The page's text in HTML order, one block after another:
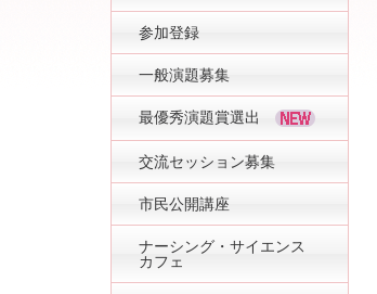
参加登録
一般演題募集
最優秀演題賞選出
交流セッション募集
市民公開講座
ナーシング・サイエンス
カフェ